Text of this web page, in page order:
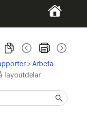
> Arbeta
layoutdelar